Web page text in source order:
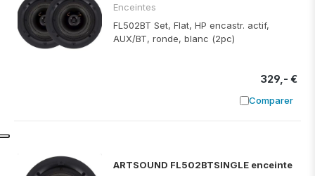
Enceintes
FL502BT Set, Flat, HP encastr. actif,
AUX/BT, ronde, blanc (2pc)
329,- €
Comparer
Ajouter à
ARTSOUND FL502BTSINGLE enceinte